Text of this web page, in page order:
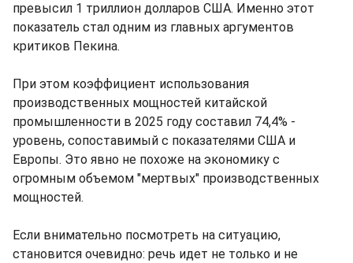
превысил 1 триллион долларов США. Именно этот
показатель стал одним из главных аргументов
критиков Пекина.
При этом коэффициент использования
производственных мощностей китайской
промышленности в 2025 году составил 74,4% -
уровень, сопоставимый с показателями США и
Европы. Это явно не похоже на экономику с
огромным объемом "мертвых" производственных
мощностей.
Если внимательно посмотреть на ситуацию,
становится очевидно: речь идет не только и не